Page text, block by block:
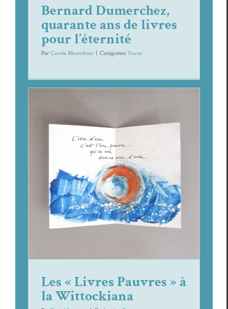
Bernard Dumerchez,
quarante ans de livres
pour l’éternité
ParCarole Mesrobian Caté­gories: Focus
Les « Livres Pauvres » à la
Wittockiana
Focus
Les « Livres Pauvres » à
la Wittockiana